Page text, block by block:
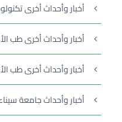
أخبار وأحداث أخرى
أخبار وأحداث أخرى طب
أخبار وأحداث أخرى طب
أخبار وأحداث جامعة